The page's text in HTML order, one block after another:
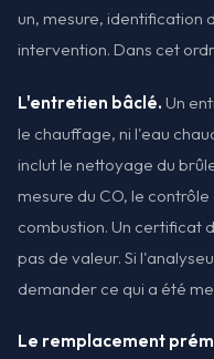
un, mesure, identification
intervention. Dans cet
L'entretien bâclé. Un
le chauffage, ni l'eau
inclut le nettoyage du
mesure du CO, le
combustion. Un certificat
pas de valeur. Si
demander ce qui a été
Le remplacement